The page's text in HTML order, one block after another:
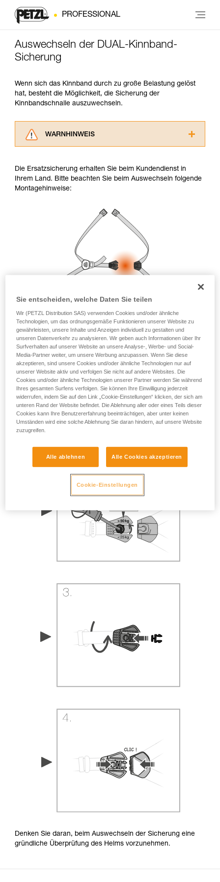
PROFESSIONAL
Auswechseln der DUAL-Kinnband-
Sicherung
Wenn sich das Kinnband durch zu große Belastung gelöst
hat, besteht die Möglichkeit, die Sicherung der
Kinnbandschnalle auszuwechseln.
WARNHINWEIS
aufmerksam durch, bevor Sie diesen zu Rate
ziehen. Um diese Zusatzinformationen
verstehen zu können, müssen Sie zuerst die in
Informationen richtig verstanden haben.
Die Beherrschung dieser Techniken setzt eine
entsprechende Ausbildung und ein spezielles
Training voraus. Prüfen Sie zusammen mit
einem Profi, ob Sie in der Lage sind, den
Vorgang alleine sicher zu wiederholen, bevor
Sie ihn eigenständig durchführen.
noch andere Techniken, die hier nicht
beschrieben werden.
Die Ersatzsicherung erhalten Sie beim Kundendienst in
Ihrem Land. Bitte beachten Sie beim Auswechseln folgende
Montagehinweise:
Denken Sie daran, beim Auswechseln der Sicherung eine
gründliche Überprüfung des Helms vorzunehmen.
Sie entscheiden, welche Daten Sie teilen
Wir (PETZL Distribution SAS) verwenden Cookies und/oder ähnliche
Technologien, um das ordnungsgemäße Funktionieren unserer Website zu
gewährleisten, unsere Inhalte und Anzeigen individuell zu gestalten und
unseren Datenverkehr zu analysieren. Wir geben auch Informationen über Ihr
Surfverhalten auf unserer Website an unsere Analyse-, Werbe- und Social-
Media-Partner weiter, um unsere Werbung anzupassen. Wenn Sie diese
akzeptieren, sind unsere Cookies und/oder ähnliche Technologien nur auf
unserer Website aktiv und verfolgen Sie nicht auf andere Websites. Die
Cookies und/oder ähnliche Technologien unserer Partner werden Sie während
Ihres gesamten Surfens verfolgen. Sie können Ihre Einwilligung jederzeit
widerrufen, indem Sie auf den Link „Cookie-Einstellungen“ klicken, der sich am
unteren Rand der Website befindet. Die Ablehnung aller oder eines Teils dieser
Cookies kann Ihre Benutzererfahrung beeinträchtigen, aber unter keinen
Umständen wird eine solche Ablehnung Sie daran hindern, auf unsere Website
zuzugreifen.
Alle ablehnen Alle Cookies akzeptieren
Cookie-Einstellungen